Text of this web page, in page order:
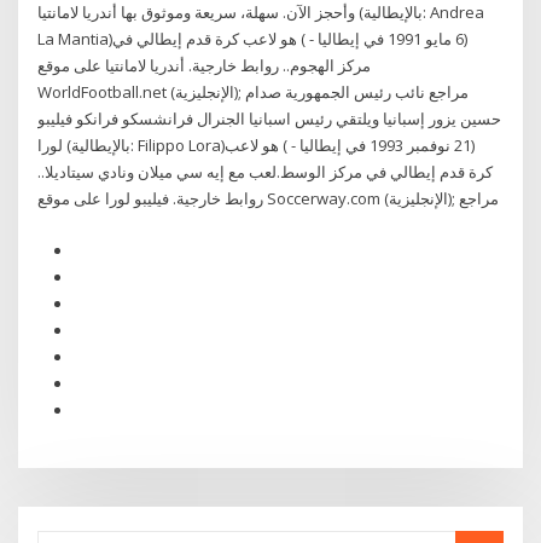
وأحجز الآن. سهلة، سريعة وموثوق بها أندريا لامانتيا (بالإيطالية: Andrea
La Mantia)‏ (6 مايو 1991 في إيطاليا - ) هو لاعب كرة قدم إيطالي في
مركز الهجوم.. روابط خارجية. أندريا لامانتيا على موقع
WorldFootball.net (الإنجليزية); مراجع نائب رئيس الجمهورية صدام
حسين يزور إسبانيا ويلتقي رئيس اسبانيا الجنرال فرانشسكو فرانكو فيليبو
لورا (بالإيطالية: Filippo Lora)‏ (21 نوفمبر 1993 في إيطاليا - ) هو لاعب
كرة قدم إيطالي في مركز الوسط.لعب مع إيه سي ميلان ونادي سيتاديلا..
روابط خارجية. فيليبو لورا على موقع Soccerway.com (الإنجليزية); مراجع